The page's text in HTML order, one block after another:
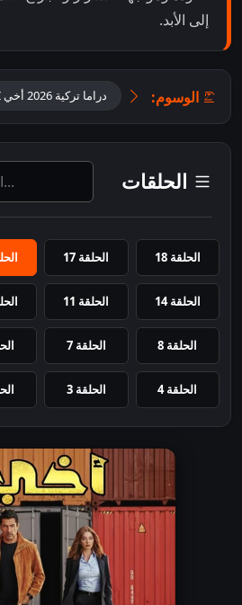
إلى الأبد.
الوسوم: دراما تركية 2026 أخي A.B.İ بطولة كنان إميرزالي أوغلو
الحلقات
الحلقة 18 الحلقة 17
الحلقة 14 الحلقة 11
الحلقة 8 الحلقة 7
الحلقة 4 الحلقة 3